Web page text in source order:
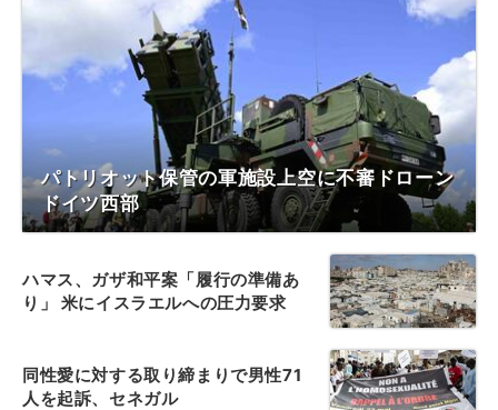
パトリオット保管の軍施設上空に不審ドローン
ドイツ西部
ハマス、ガザ和平案「履行の準備あ
り」 米にイスラエルへの圧力要求
同性愛に対する取り締まりで男性71
人を起訴、セネガル